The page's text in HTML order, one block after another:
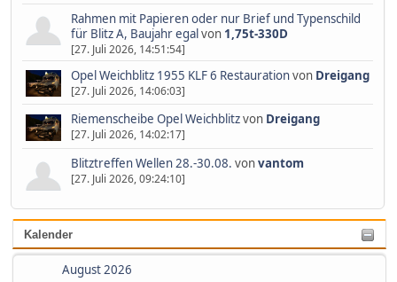
Rahmen mit Papieren oder nur Brief und Typenschild
für Blitz A, Baujahr egalvon 1,75t-330D
[27. Juli 2026, 14:51:54]
Opel Weichblitz 1955 KLF 6 Restaurationvon Dreigang
[27. Juli 2026, 14:06:03]
Riemenscheibe Opel Weichblitzvon Dreigang
[27. Juli 2026, 14:02:17]
Blitztreffen Wellen 28.-30.08. vonvantom
[27. Juli 2026, 09:24:10]
Kalender
August 2026